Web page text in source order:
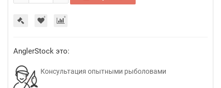
AnglerStock это:
Консультация опытными рыболовами